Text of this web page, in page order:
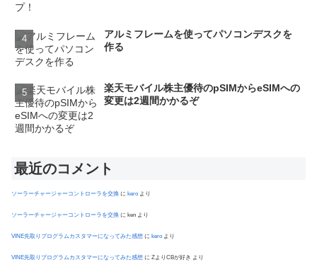
アルミフレームを使ってパソコンデスクを
作る
楽天モバイル株主優待のpSIMからeSIMへの
変更は2週間かかるぞ
最近のコメント
ソーラーチャージャーコントローラを交換 に kero より
ソーラーチャージャーコントローラを交換 に ken より
VINE先取りプログラムカスタマーになってみた感想 に kero より
VINE先取りプログラムカスタマーになってみた感想 に ZよりCBが好き より